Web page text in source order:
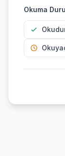
Okuma